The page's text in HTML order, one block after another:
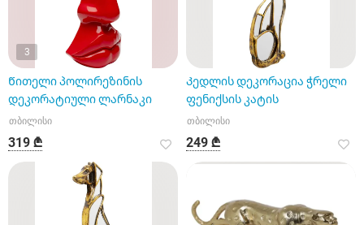
3
Წითელი პოლირეზინის
დეკორატიული ლარნაკი
თბილისი
319 ₾
Კედლის დეკორაცია ჭრელი
ფენიქსის კატის
თბილისი
249 ₾